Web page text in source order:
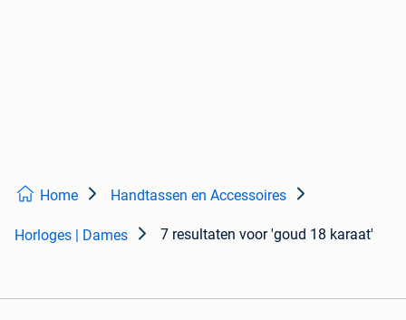
Home Handtassen en Accessoires
Horloges | Dames 7 resultaten voor 'goud 18 karaat'